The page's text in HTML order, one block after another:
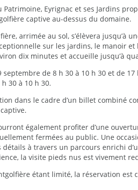
Patrimoine, Eyrignac et ses Jardins
captive au-dessus du domaine.
arrimée au sol, s’élèvera jusqu’à
sur les jardins, le manoir et
dix minutes et accueille jusqu’à
de 8 h 30 à 10 h 30 et de 17
30 à 10 h 30.
dans le cadre d’un billet combiné
également profiter d’une
fermées au public. Une
à travers un parcours enrichi
la visite pieds nus est vivement
étant limité, la réservation est